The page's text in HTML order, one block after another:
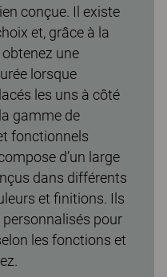
conçue. Il existe
et, grâce à la
une
lorsque
les uns à côté
gamme de
fonctionnels
d’un large
dans différents
et finitions. Ils
pour
les fonctions et